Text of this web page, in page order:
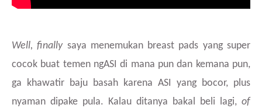
Well, finallysaya menemukan breast pads yang super
cocok buat temen ngASI di mana pun dan kemana pun,
ga khawatir baju basah karena ASI yang bocor, plus
nyaman dipake pula. Kalau ditanya bakal beli lagi, of